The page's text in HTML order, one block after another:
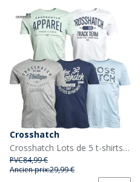
Crosshatch
Crosshatch Lots de 5 t-shirts imprimés Homme Mantore, assortis
PVC84,99 €
Ancien prix:29,99 €